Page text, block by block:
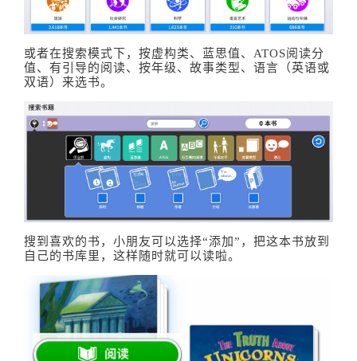
或者在搜索模式下，按虚构类、蓝思值、ATOS阅读分
值、有引导的阅读、按年级、故事类型、语言（英语或
双语）来选书。
搜到喜欢的书，小朋友可以选择“添加”，把这本书放到
自己的书库里，这样随时就可以读啦。